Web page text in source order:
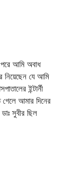
পরে আমি অবাধ
নিয়েছেন যে আমি
ইন্টার্নী
আমার দিনের
সুবীর ছিল